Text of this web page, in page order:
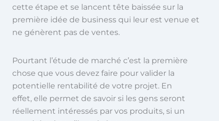
cette étape et se lancent tête baissée sur la
première idée de business qui leur est venue et
ne génèrent pas de ventes.
Pourtant l’étude de marché c’est la première
chose que vous devez faire pour valider la
potentielle rentabilité de votre projet. En
effet, elle permet de savoir si les gens seront
réellement intéressés par vos produits, si un